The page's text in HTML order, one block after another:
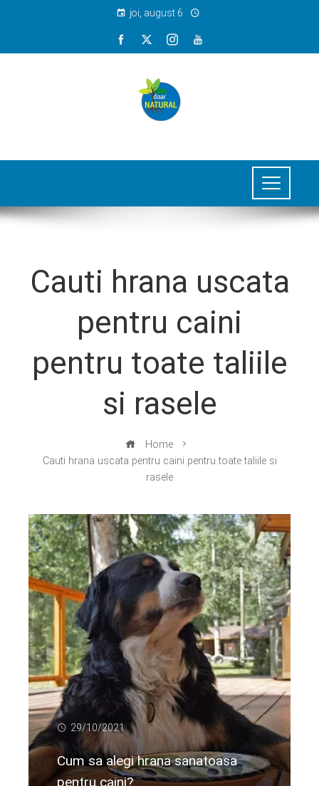
joi, august 6
Cauti hrana uscata
pentru caini
pentru toate taliile
si rasele
Home
Cauti hrana uscata pentru caini pentru toate taliile si
rasele
29/10/2021
Cum sa alegi hrana sanatoasa
pentru caini?